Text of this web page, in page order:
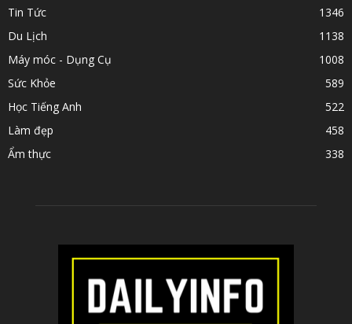
Tin Tức
1346
Du Lịch
1138
Máy móc - Dụng Cụ
1008
Sức Khỏe
589
Học Tiếng Anh
522
Làm đẹp
458
Ẩm thực
338